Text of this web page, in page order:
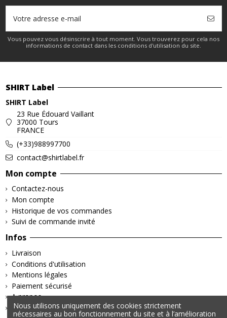
Vous pouvez vous désinscrire à tout moment. Vous trouverez pour cela nos
informations de contact dans les conditions d'utilisation du site.
SHIRT Label
SHIRT Label
23 Rue Édouard Vaillant
37000 Tours
FRANCE
(+33)988997700
contact@shirtlabel.fr
Mon compte
Contactez-nous
Mon compte
Historique de vos commandes
Suivi de commande invité
Infos
Livraison
Conditions d'utilisation
Mentions légales
Paiement sécurisé
A propos
Retours & Remboursements
Nous utilisons uniquement des cookies strictement
nécessaires au bon fonctionnement du site et à l’amélioration